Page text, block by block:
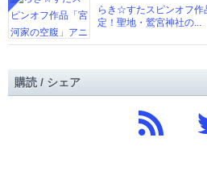
らき☆すたスピンオフ作
定！聖地・鷲宮神社の...
購読 / シェア